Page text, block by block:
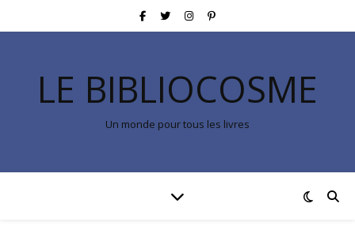
LE BIBLIOCOSME
Un monde pour tous les livres